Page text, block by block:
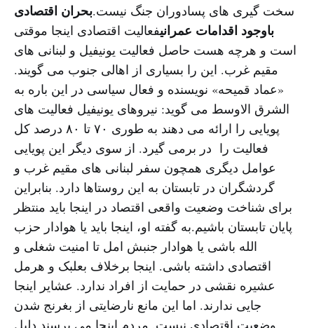
سخت گیری های پسادوران جنگ نیست.بحران اقتصادی
باوجود اقدامات عمرانیفعالیت اقتصادی اینجا موقتی
است و هرچه هست حاصل فعالیت یونیفیل و لبنانی های
مقیم غرب. این را بسیاری از اهالی جنوب می گویند.
«عماد قمیحه» نویسنده و فعال سیاسی در این باره به
الشرق الاوسط می گوید: نیروهای یونیفیل فعالیت های
پویایی را ارائه می دهند به طوری ۷۰ تا ۸۰ درصد کل
فعالیت را در برمی گیرد. از سوی دیگر این پویایی
عوامل دیگری همچون سفر لبنانی های مقیم غرب و
گردشگران در تابستان به این روستاها دارد. بنابراین
برای شناخت وضعیت واقعی اقتصاد در اینجا باید منتظر
پایان تابستان باشیم.به گفته او، اینجا باید یا هوادار حزب
الله باشی یا هوادار جنبش امل تا امنیت شغلی و
اقتصادی داشته باشی. اینجا برخلاف بعلبک و هرمل
عشیره نقشی در حمایت از افراد ندارد. عشایر اینجا
جایی ندارند. اما این مانع نارضایتی از بغرنج شدن
وضعیت اقتصادی نیست. مردم اینجا می پرسند دلیل